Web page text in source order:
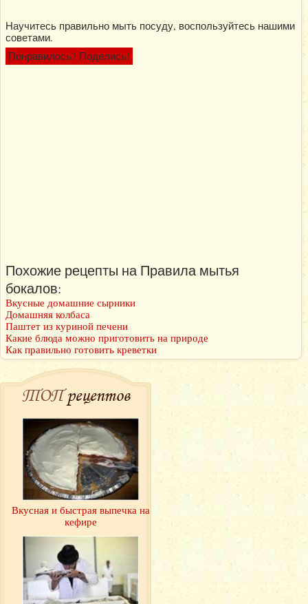
Научитесь правильно мыть посуду, воспользуйтесь нашими
советами.
Понравилось? Поделись!
Похожие рецепты на Правила мытья
бокалов:
Вкусные домашние сырники
Домашняя колбаса
Паштет из куриной печени
Какие блюда можно приготовить на природе
Как правильно готовить креветки
ТОПрецептов
Вкусная и быстрая выпечка на
кефире